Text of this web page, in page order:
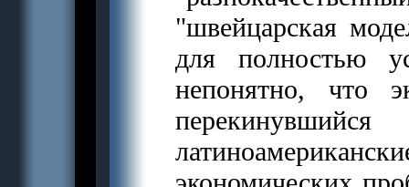
"швейцарская
для полностью
непонятно, что